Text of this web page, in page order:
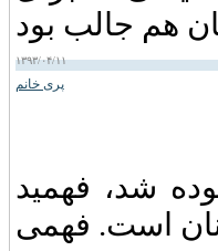
۱۳۹۳/۰۴/۱۱
پری خانم
شد، فهمید